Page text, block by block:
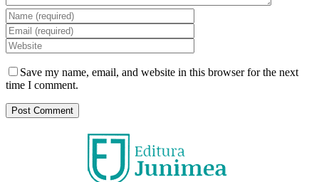
Save my name, email, and website in this browser for the next
time I comment.